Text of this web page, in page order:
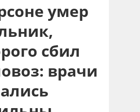
умер
сбил
врачи